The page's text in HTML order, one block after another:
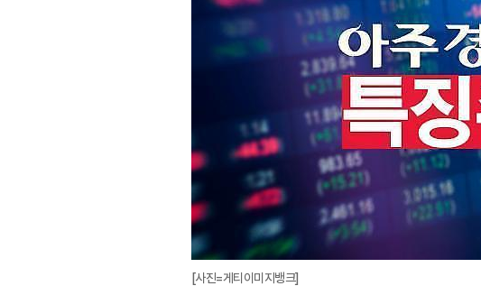
[사진=게티이미지뱅크]